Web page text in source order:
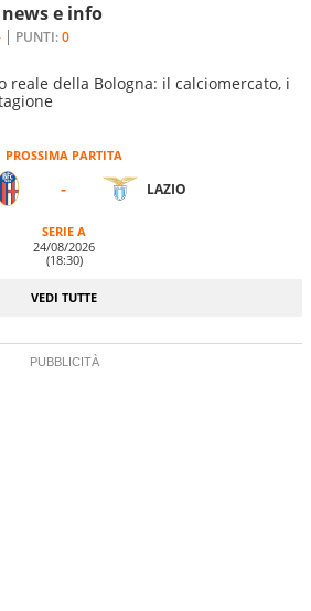
news e info
reale della Bologna: il calciomercato, i
PUNTI:0
PROSSIMA PARTITA
- LAZIO
SERIE A
24/08/2026
(18:30)
VEDI TUTTE